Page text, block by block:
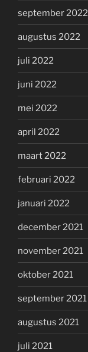
september 2022
augustus 2022
juli 2022
juni 2022
mei 2022
april 2022
maart 2022
februari 2022
januari 2022
december 2021
november 2021
oktober 2021
september 2021
augustus 2021
juli 2021